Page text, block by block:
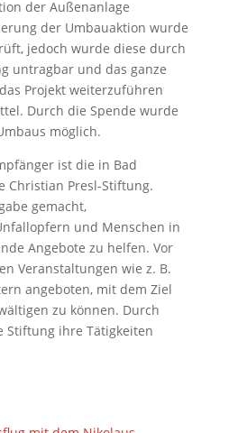
der Außenanlage
der Umbauaktion wurde
jedoch wurde diese durch
untragbar und das ganze
Projekt weiterzuführen
Durch die Spende wurde
möglich.
ist die in Bad
Christian Presl-Stiftung.
gemacht,
und Menschen in
Angebote zu helfen. Vor
Veranstaltungen wie z. B.
angeboten, mit dem Ziel
zu können. Durch
Stiftung ihre Tätigkeiten